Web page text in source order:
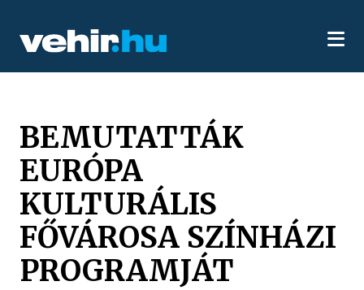
BEMUTATTÁK
EURÓPA
KULTURÁLIS
FŐVÁROSA SZÍNHÁZI
PROGRAMJÁT